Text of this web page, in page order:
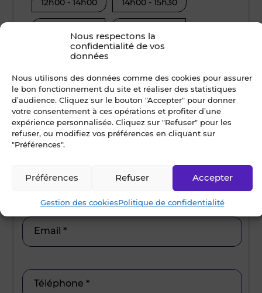
Nous respectons la
confidentialité de vos
données
Nous utilisons des données comme des cookies pour assurer
le bon fonctionnement du site et réaliser des statistiques
d’audience. Cliquez sur le bouton "Accepter" pour donner
votre consentement à ces opérations et profiter d’une
expérience personnalisée. Cliquez sur "Refuser" pour les
refuser, ou modifiez vos préférences en cliquant sur
"Préférences".
Accepter
Refuser
Préférences
Gestion des cookiesPolitique de confidentialité
12h00 - 14h00 14h00 - 15h30
Nom *
Prénom *
Ville *
Email *
Téléphone *